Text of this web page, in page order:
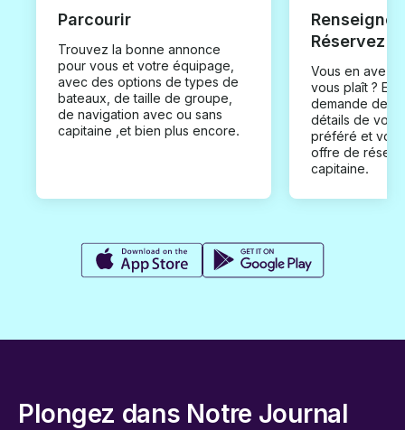
Parcourir
Trouvez la bonne annonce
pour vous et votre équipage,
avec des options de types de
bateaux, de taille de groupe,
de navigation avec ou sans
capitaine ,et bien plus encore.
Réservez
Vous en avez
vous plaît ?
demande de
détails de
préféré et
offre de
capitaine.
Plongez dans Notre Journal